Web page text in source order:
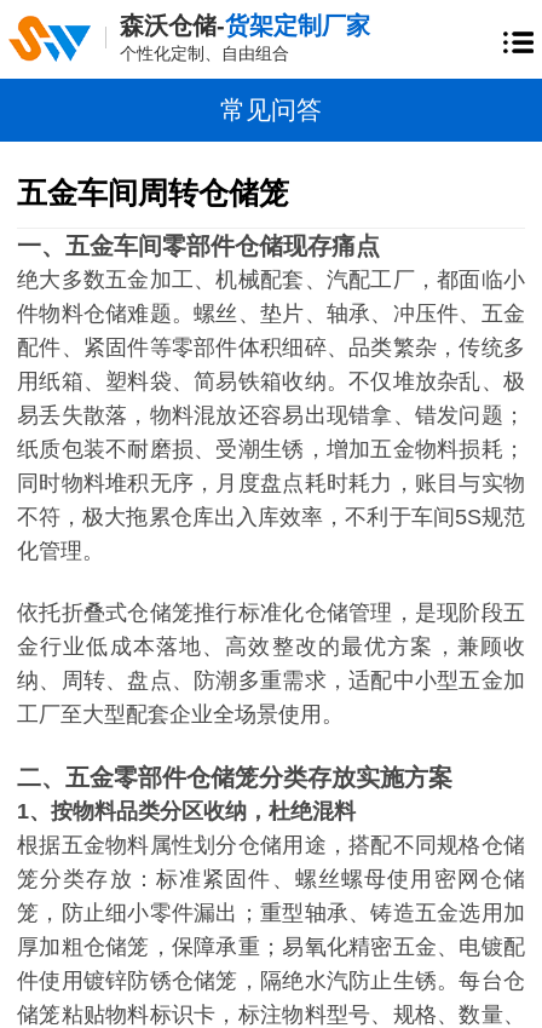
森沃仓储-货架定制厂家
个性化定制、自由组合
常见问答
五金车间周转仓储笼
一、五金车间零部件仓储现存痛点
绝大多数五金加工、机械配套、汽配工厂，都面临小
件物料仓储难题。螺丝、垫片、轴承、冲压件、五金
配件、紧固件等零部件体积细碎、品类繁杂，传统多
用纸箱、塑料袋、简易铁箱收纳。不仅堆放杂乱、极
易丢失散落，物料混放还容易出现错拿、错发问题；
纸质包装不耐磨损、受潮生锈，增加五金物料损耗；
同时物料堆积无序，月度盘点耗时耗力，账目与实物
不符，极大拖累仓库出入库效率，不利于车间 5S规范
化管理。
依托折叠式仓储笼推行标准化仓储管理，是现阶段五
金行业低成本落地、高效整改的最优方案，兼顾收
纳、周转、盘点、防潮多重需求，适配中小型五金加
工厂至大型配套企业全场景使用。
二、五金零部件仓储笼分类存放实施方案
1、按物料品类分区收纳，杜绝混料
根据五金物料属性划分仓储用途，搭配不同规格仓储
笼分类存放：标准紧固件、螺丝螺母使用密网仓储
笼，防止细小零件漏出；重型轴承、铸造五金选用加
厚加粗仓储笼，保障承重；易氧化精密五金、电镀配
件使用镀锌防锈仓储笼，隔绝水汽防止生锈。每台仓
储笼粘贴物料标识卡，标注物料型号、规格、数量、